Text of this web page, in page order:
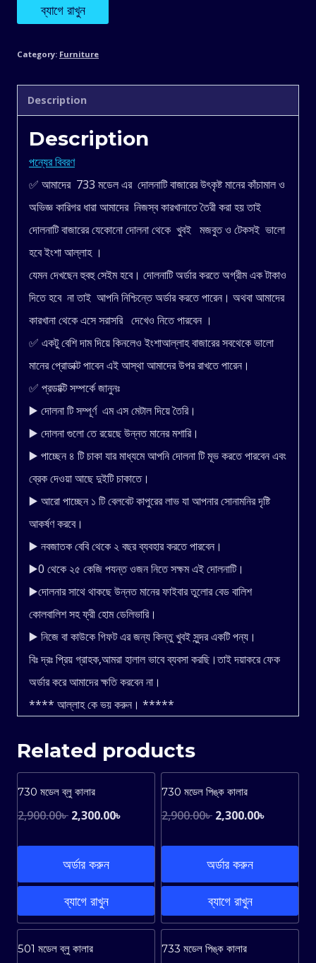
quantity
ব্যাগে রাখুন
Category: Furniture
Description
Description
পন্যের বিবরণ
✅ আমাদের 733 মডেল এর দোলনাটি বাজারের উৎকৃষ্ট মানের কাঁচামাল ও
অভিজ্ঞ কারিগর ধারা আমাদের নিজস্ব কারখানাতে তৈরী করা হয় তাই
দোলনাটি বাজারের যেকোনো দোলনা থেকে খুবই মজবুত ও টেকসই ভালো
হবে ইংশা আল্লাহ ।
যেমন দেখছেন হুবহু সেইম হবে। দোলনাটি অর্ডার করতে অগ্রীম এক টাকাও
দিতে হবে না তাই আপনি নিশ্চিন্তে অর্ডার করতে পারেন। অথবা আমাদের
কারখানা থেকে এসে সরাসরি দেখেও নিতে পারবেন ।
✅ একটু বেশি দাম দিয়ে কিনলেও ইংশাআল্লাহ বাজারের সবথেকে ভালো
মানের প্রোডাক্ট পাবেন এই আস্থা আমাদের উপর রাখতে পারেন।
✅ প্রডাক্টি সম্পর্কে জানুনঃ
▶️ দোলনা টি সম্পূর্ণ এম এস মেটাল দিয়ে তৈরি।
▶️ দোলনা গুলো তে রয়েছে উন্নত মানের মশারি।
▶️ পাচ্ছেন ৪ টি চাকা যার মাধ্যমে আপনি দোলনা টি মূভ করতে পারবেন এবং
ব্রেক দেওয়া আছে দুইটি চাকাতে।
▶️ আরো পাচ্ছেন ১ টি বেলবেট কাপুরের লাভ যা আপনার সোনামনির দৃষ্টি
আকর্ষণ করবে।
▶️ নবজাতক বেবি থেকে ২ বছর ব্যবহার করতে পারবেন।
▶️0 থেকে ২৫ কেজি পযন্ত ওজন নিতে সক্ষম এই দোলনাটি।
▶️দোলনার সাথে থাকছে উন্নত মানের ফাইবার তুলোর বেড বালিশ
কোলবালিশ সহ ফ্রী হোম ডেলিভারি।
▶️ নিজে বা কাউকে গিফট এর জন্য কিন্তু খুবই সুন্দর একটি পন্য।
বিঃ দ্রঃ প্রিয় গ্রাহক,আমরা হালাল ভাবে ব্যবসা করছি।তাই দয়াকরে ফেক
অর্ডার করে আমাদের ক্ষতি করবেন না।
**** আল্লাহ কে ভয় করুন। *****
Related products
730 মডেল ব্লু কালার
2,900.00৳ Original
was:
2,900.00৳ .
2,300.00৳ Current
2,300.00৳ .
অর্ডার করুন
ব্যাগে রাখুন
730 মডেল পিঙ্ক কালার
2,900.00৳ Original
was:
2,900.00৳ .
2,300.00৳
অর্ডার করুন
ব্যাগে রাখুন
501 মডেল ব্লু কালার 733 মডেল পিঙ্ক কালার